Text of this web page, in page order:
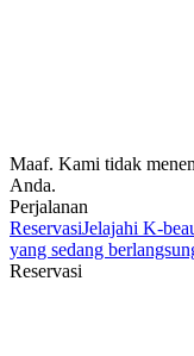
Maaf. Kami tidak
Anda.
Perjalanan
ReservasiJelajahi K-
yang sedang
Reservasi